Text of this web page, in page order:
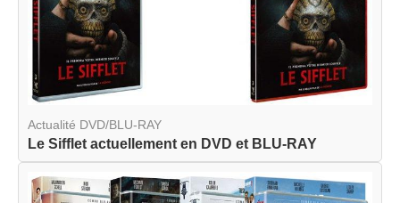
Actualité DVD/BLU-RAY
Le Sifflet actuellement en DVD et BLU-RAY